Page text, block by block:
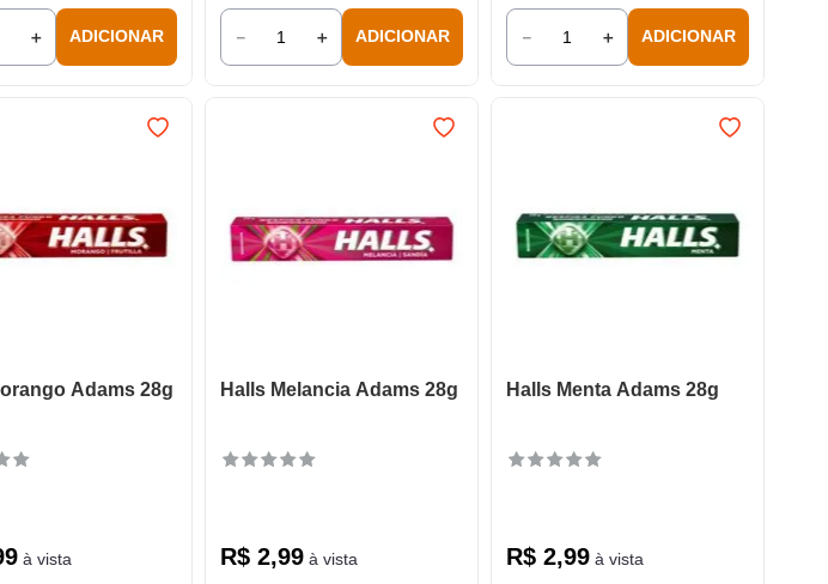
＋ ADICIONAR ＋
－ ADICIONAR ＋
－ ADICIONAR
Adams 28g
à vista
Halls Melancia Adams 28g
R$ 2,99à vista
Halls Menta Adams 28g
R$ 2,99à vista